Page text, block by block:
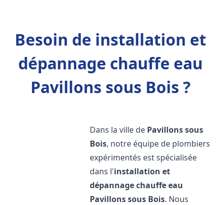
Besoin de installation et
dépannage chauffe eau
Pavillons sous Bois ?
Dans la ville de Pavillons sous
Bois, notre équipe de plombiers
expérimentés est spécialisée
dans l'installation et
dépannage chauffe eau
Pavillons sous Bois. Nous